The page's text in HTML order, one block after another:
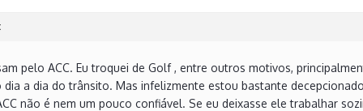
pelo ACC. Eu troquei de Golf , entre outros motivos,
a dia do trânsito. Mas infelizmente estou bastante
não é nem um pouco confiável. Se eu deixasse ele trabalhar